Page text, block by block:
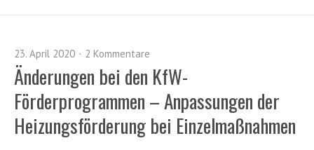
23. April 2020 2 Kommentare
Änderungen bei den KfW-
Förderprogrammen – Anpassungen der
Heizungsförderung bei Einzelmaßnahmen